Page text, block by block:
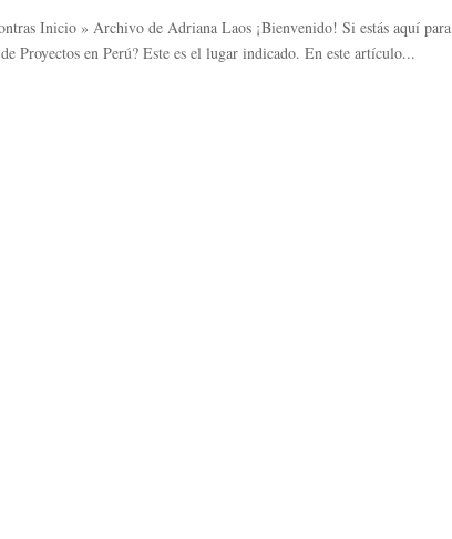
Inicio » Archivo de Adriana Laos ¡Bienvenido! Si estás aquí para
Proyectos en Perú? Este es el lugar indicado. En este artículo...